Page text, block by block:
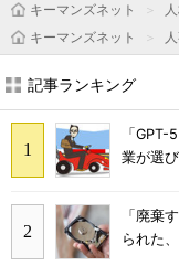
キーマンズネット
キーマンズネット
記事ランキング
「
業が選
「廃棄
られた